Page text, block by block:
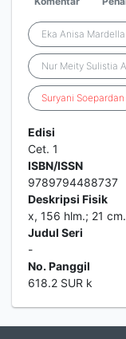
Eka Anisa Mardella
Nur Meity Sulistia
Suryani Soepardan
Edisi
Cet. 1
ISBN/ISSN
9789794488737
Deskripsi Fisik
x, 156 hlm.; 21 cm.
Judul Seri
-
No. Panggil
618.2 SUR k